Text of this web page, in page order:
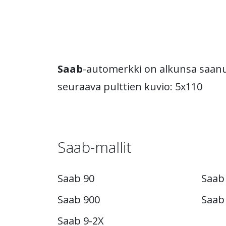
Saab-automerkki on alkunsa
seuraava pulttien kuvio: 5x110
Saab-mallit
Saab 90
Saab 900
Saab 9-2X